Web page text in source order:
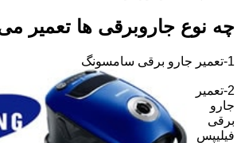
چه نوع جاروبرقی ها تعمیر
1-تعمیر جارو برقی سامسونگ
2-تعمیر
جارو
برقی
فیلیپس